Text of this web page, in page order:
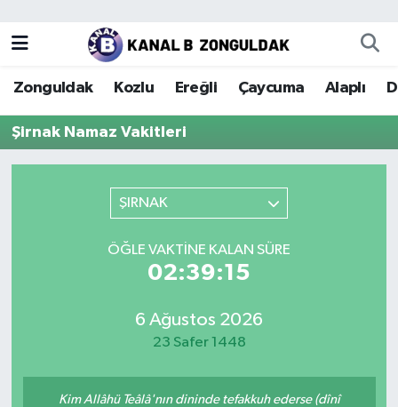
Zonguldak Kozlu Ereğli Çaycuma Alaplı
Şirnak Namaz Vakitleri
ŞIRNAK
ÖĞLE VAKTINE KALAN SÜRE
02:39:15
6 Ağustos 2026
23 Safer 1448
Kim Allâhü Teâlâ'nın dininde tefakkuh ederse (dînî
Zonguldak
Kozlu
Zonguldak Nöbetçi Eczaneler
Zonguldak Hava Durumu
Puan Durumu ve Fikstür
Tüm Manşetler